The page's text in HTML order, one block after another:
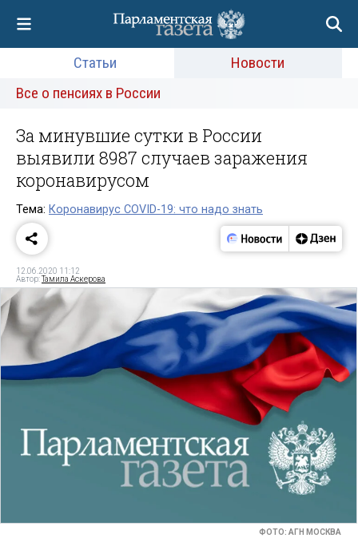
Статьи
Новости
Все о пенсиях в России
За минувшие сутки в России
выявили 8987 случаев заражения
коронавирусом
Тема: Коронавирус COVID-19: что надо знать
12.06.2020 11:12
Автор:Тамила Аскерова
ФОТО: АГН МОСКВА